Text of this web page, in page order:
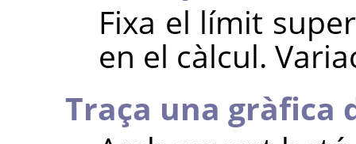
Fixa el límit
en el càlcul.
Traça una gràfica